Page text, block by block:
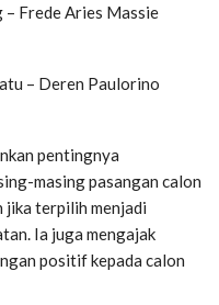
– Frede Aries Massie
– Deren Paulorino
pentingnya
masing pasangan calon
terpilih menjadi
Ia juga mengajak
positif kepada calon